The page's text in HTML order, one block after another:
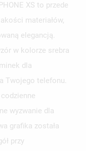
XS to przede
materiałów,
elegancją.
w kolorze srebra
dla
Twojego telefonu.
wyzwanie dla
grafika została
przy